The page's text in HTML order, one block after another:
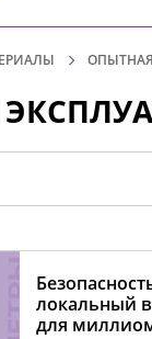
И
локальный
для